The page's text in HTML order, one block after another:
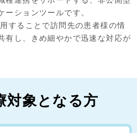
ーションツールです。
することで訪問先の患者様の情
有し、きめ細やかで迅速な対応が
対象となる方